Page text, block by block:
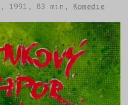
, 1991, 83 min, Komedie